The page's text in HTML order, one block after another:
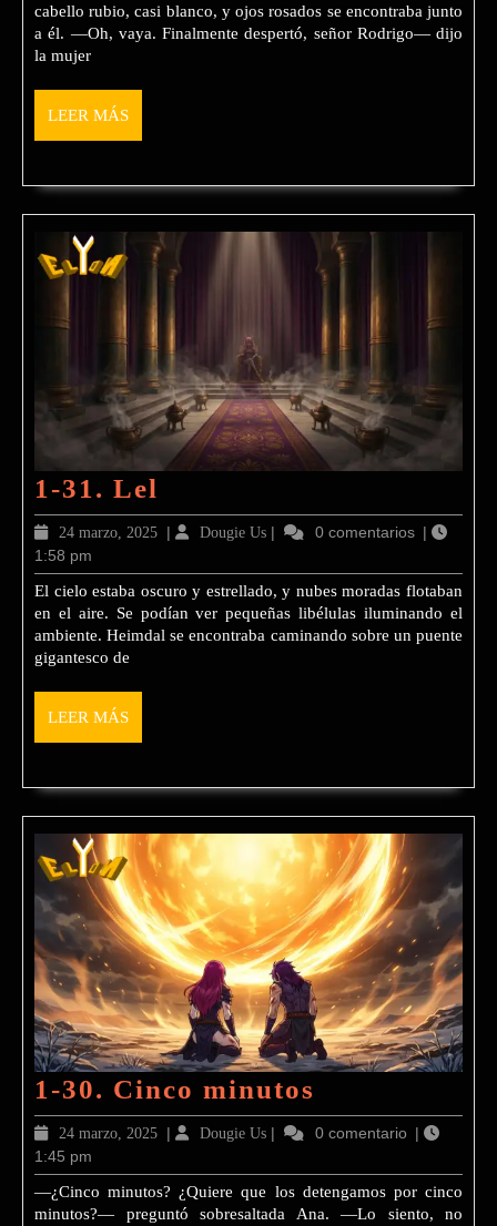
cabello rubio, casi blanco, y ojos rosados se encontraba junto
a él. —Oh, vaya. Finalmente despertó, señor Rodrigo— dijo
la mujer
LEER MÁSLEER
MÁS
1-31. Lel
31.
24 marzo, 202524
2025
| Dougie UsDougie
| 0 comentarios |
1:58 pm
El cielo estaba oscuro y estrellado, y nubes moradas flotaban
en el aire. Se podían ver pequeñas libélulas iluminando el
ambiente. Heimdal se encontraba caminando sobre un puente
gigantesco de
LEER MÁSLEER
MÁS
1-30. Cinco minutos
30.
minutos
24 marzo, 202524
2025
| Dougie UsDougie
| 0 comentario |
1:45 pm
—¿Cinco minutos? ¿Quiere que los detengamos por cinco
minutos?— preguntó sobresaltada Ana. —Lo siento, no